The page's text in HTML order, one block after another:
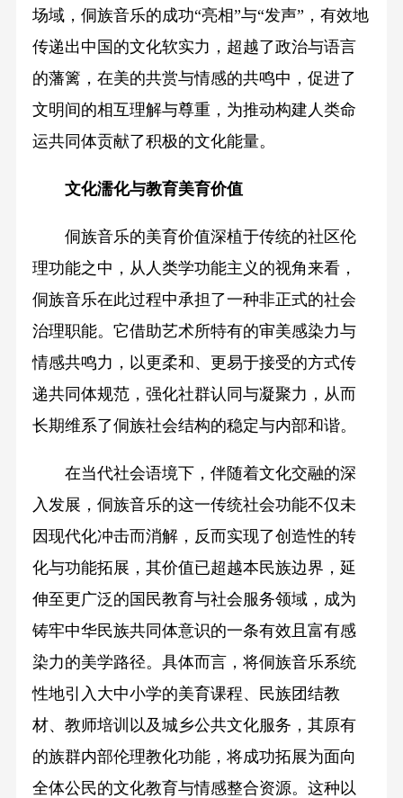
场域，侗族音乐的成功“亮相”与“发声”，有效地
传递出中国的文化软实力，超越了政治与语言
的藩篱，在美的共赏与情感的共鸣中，促进了
文明间的相互理解与尊重，为推动构建人类命
运共同体贡献了积极的文化能量。
文化濡化与教育美育价值
侗族音乐的美育价值深植于传统的社区伦
理功能之中，从人类学功能主义的视角来看，
侗族音乐在此过程中承担了一种非正式的社会
治理职能。它借助艺术所特有的审美感染力与
情感共鸣力，以更柔和、更易于接受的方式传
递共同体规范，强化社群认同与凝聚力，从而
长期维系了侗族社会结构的稳定与内部和谐。
在当代社会语境下，伴随着文化交融的深
入发展，侗族音乐的这一传统社会功能不仅未
因现代化冲击而消解，反而实现了创造性的转
化与功能拓展，其价值已超越本民族边界，延
伸至更广泛的国民教育与社会服务领域，成为
铸牢中华民族共同体意识的一条有效且富有感
染力的美学路径。具体而言，将侗族音乐系统
性地引入大中小学的美育课程、民族团结教
材、教师培训以及城乡公共文化服务，其原有
的族群内部伦理教化功能，将成功拓展为面向
全体公民的文化教育与情感整合资源。这种以